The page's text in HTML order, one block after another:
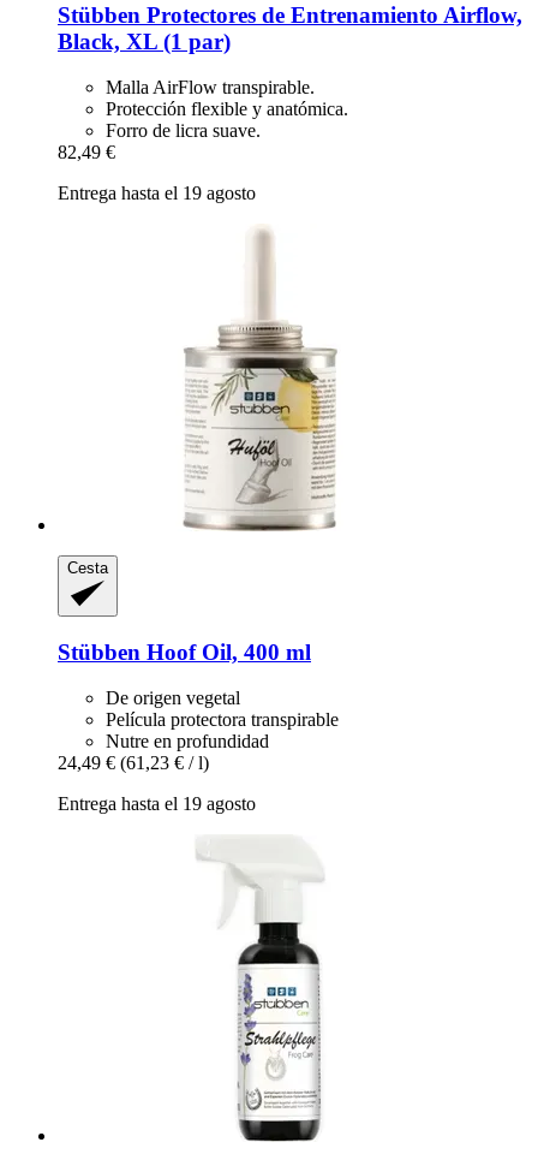
Stübben Protectores de Entrenamiento Airflow,
Black, XL (1 par)
Malla AirFlow transpirable.
Protección flexible y anatómica.
Forro de licra suave.
82,49 €
Entrega hasta el 19 agosto
Cesta
Stübben Hoof Oil, 400 ml
De origen vegetal
Película protectora transpirable
Nutre en profundidad
24,49 € (61,23 € / l)
Entrega hasta el 19 agosto